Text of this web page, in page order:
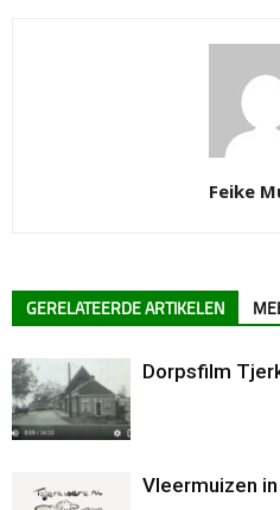
Feike
GERELATEERDE ARTIKELEN
Dorpsfilm
Vleermuizen